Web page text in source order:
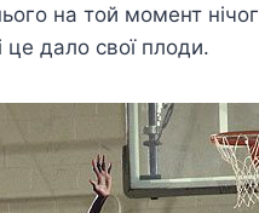
на той момент
дало свої плоди.